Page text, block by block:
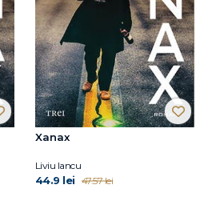
Xanax
Liviu Iancu
44.9 lei 47.57 lei